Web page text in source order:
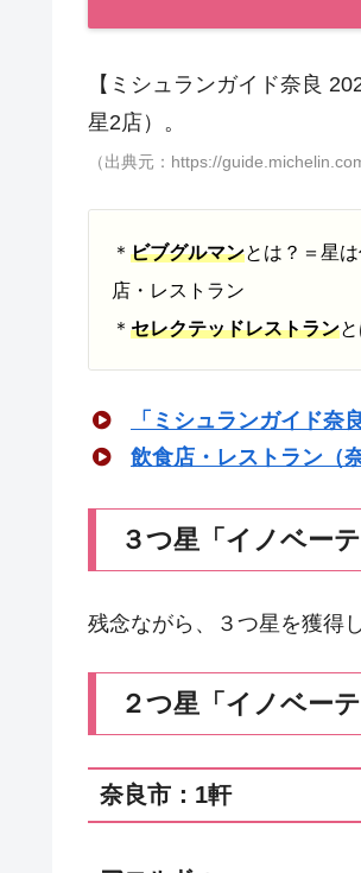
【ミシュランガイド奈良
星2店）。
（出典元：https://
＊ ビブグルマンとは？＝星
店・レストラン
＊ セレクテッドレストラン
「ミシュランガイド奈
飲食店・レストラン（
３つ星「イノベー
残念ながら、３つ星を獲得
２つ星「イノベー
奈良市：1軒